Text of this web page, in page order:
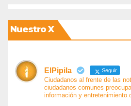
Nuestro X
ElPipila Seguir
Ciudadanos al frente de las
ciudadanos comunes
información y entretenimiento